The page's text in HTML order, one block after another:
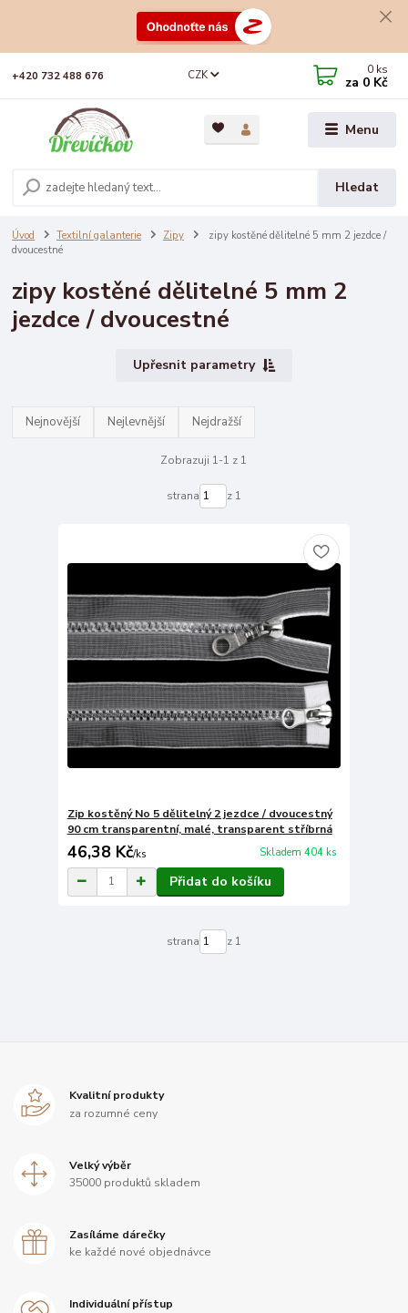
Menu
CZK
Hledat
+420 732 488 676 0 ks
za 0 Kč
Úvod Textilní galanterie Zipy
zipy kostěné dělitelné 5 mm 2 jezdce /
dvoucestné
zipy kostěné dělitelné 5 mm 2
jezdce / dvoucestné
Upřesnit parametry
Nejnovější Nejlevnější Nejdražší
Zobrazuji 1-1 z 1
strana z 1
Zip kostěný No 5 dělitelný 2 jezdce / dvoucestný
90 cm transparentní, malé, transparent stříbrná
46,38 Kč/ks Skladem 404 ks
Přidat do košíku
strana z 1
Kvalitní produkty
za rozumné ceny
Velký výběr
35000 produktů skladem
Zasíláme dárečky
ke každé nové objednávce
Individuální přístup